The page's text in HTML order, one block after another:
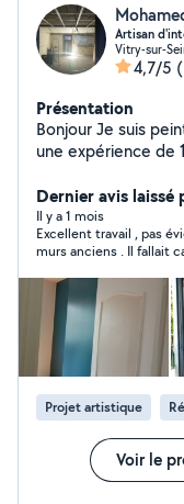
Artisan
Vitry-sur-
4,7/5
Présentation
Bonjour Je suis
une expérience de 12
début de chantier
chantier. Si vous êtes intéressés, n'hesitez pas pour tout
Dernier avis laissé
Il y a 1 mois
Excellent travail , pas
murs anciens . Il fallait
de plâtre et terminer avec de la toile
peint et finir avec de la toile Travail appliqué et
donne un super rendu . Chantier de plusieurs jours mais fait
dans la foulée. Agréable de ne
travaillait était très
chantier était nettoyé
des sacs de gravats.
Projet artistique
Voir le